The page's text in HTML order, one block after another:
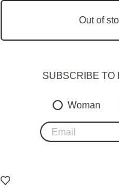
Out of
SUBSCRIBE TO
Woman